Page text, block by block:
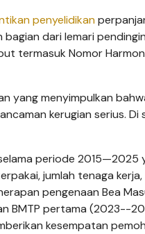
penyelidikan
dari lemari
termasuk Nomor
yang menyimpulkan
kerugian serius. Di
periode 2015—2025
jumlah tenaga
pengenaan Bea
BMTP pertama (2023--
kesempatan